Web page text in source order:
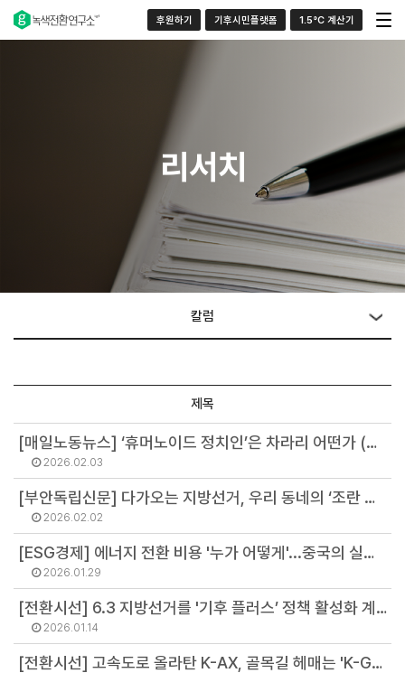
후원하기 기후시민플랫폼 1.5°C 계산기
리서치
칼럼
제목
[매일노동뉴스] ‘휴머노이드 정치인’은 차라리 어떤가 (김병권 소장)
2026.02.03
[부안독립신문] 다가오는 지방선거, 우리 동네의 ‘조란 맘다니’를 찾아서 (김민석 연구원)
2026.02.02
[ESG경제] 에너지 전환 비용 '누가 어떻게'...중국의 실험에서 얻은 교훈 (정영주 연구원)
2026.01.29
[전환시선] 6.3 지방선거를 '기후 플러스’ 정책 활성화 계기로 (김병권 소장)
2026.01.14
[전환시선] 고속도로 올라탄 K-AX, 골목길 헤매는 'K-GX' (최기원 팀장)